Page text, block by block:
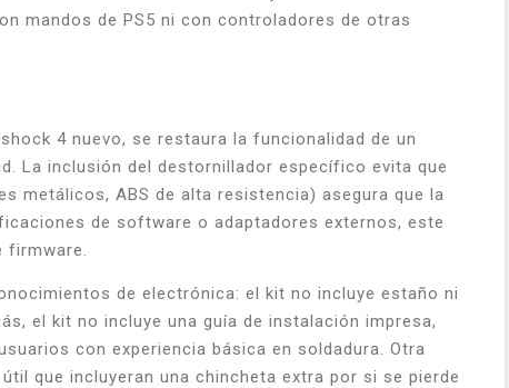
mandos de PS5 ni con controladores de otras
4 nuevo, se restaura la funcionalidad de un
La inclusión del destornillador específico evita que
metálicos, ABS de alta resistencia) asegura que la
de software o adaptadores externos, este
de electrónica: el kit no incluye estaño ni
el kit no incluye una guía de instalación impresa,
con experiencia básica en soldadura. Otra
que incluyeran una chincheta extra por si se pierde